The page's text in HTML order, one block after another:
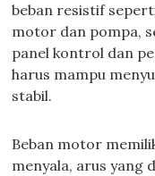
beban resistif
motor dan pompa,
panel kontrol dan
harus mampu
stabil.
Beban motor
menyala, arus yang